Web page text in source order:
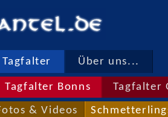
Über uns...
Tagfalter Bonns Tagfalter
& Videos